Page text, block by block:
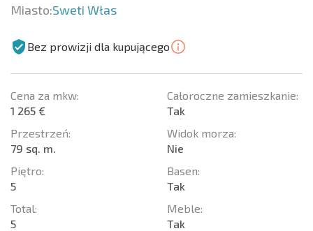
Miasto:Sweti Włas
Bez prowizji dla kupującego
Cena za mkw:
1 265 €
Przestrzeń:
79 sq. m.
Piętro:
5
Total:
5
Całoroczne zamieszkanie:
Tak
Widok morza:
Nie
Basen:
Tak
Meble:
Tak